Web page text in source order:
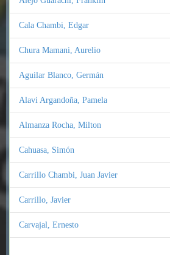
Cala Chambi, Edgar
Chura Mamani, Aurelio
Aguilar Blanco, Germán
Alavi Argandoña, Pamela
Almanza Rocha, Milton
Cahuasa, Simón
Carrillo Chambi, Juan Javier
Carrillo, Javier
Carvajal, Ernesto